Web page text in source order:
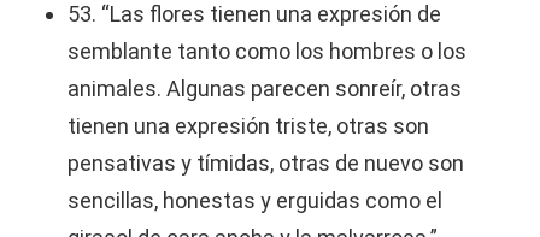
53. “Las flores tienen una expresión de
semblante tanto como los hombres o los
animales. Algunas parecen sonreír, otras
tienen una expresión triste, otras son
pensativas y tímidas, otras de nuevo son
sencillas, honestas y erguidas como el